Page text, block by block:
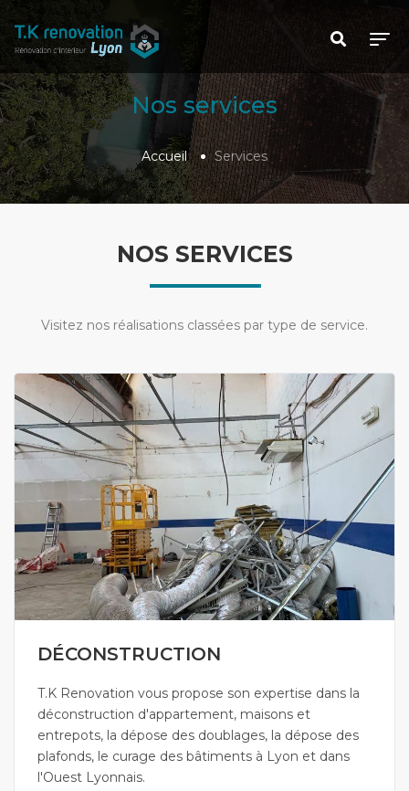
Nos services
Accueil Services
NOS SERVICES
Visitez nos réalisations classées par type de service.
DÉCONSTRUCTION
T.K Renovation vous propose son expertise dans la
déconstruction d'appartement, maisons et
entrepots, la dépose des doublages, la dépose des
plafonds, le curage des bâtiments à Lyon et dans
l'Ouest Lyonnais.